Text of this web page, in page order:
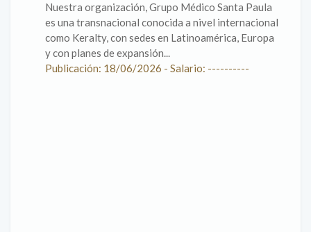
Nuestra organización, Grupo Médico Santa Paula
es una transnacional conocida a nivel internacional
como Keralty, con sedes en Latinoamérica, Europa
y con planes de expansión...
Publicación: 18/06/2026 - Salario: ----------